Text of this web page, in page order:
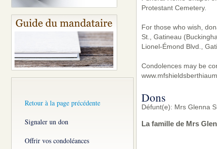
Retour à la page précédente
Signaler un don
Offrir vos condoléances
Protestant Cemetery.
For those who wish,
St., Gatineau
Lionel-Émond Blvd.,
Condolences may be
Dons
Défunt(e): Mrs Glenna
La famille de Mrs